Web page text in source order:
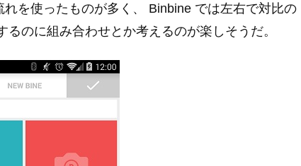
を使ったものが多く、 Binbine では左右で対比の
のに組み合わせとか考えるのが楽しそうだ。